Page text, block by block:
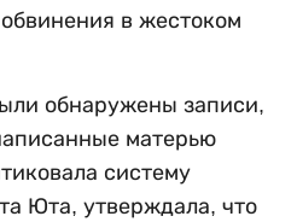
в жестоком
обнаружены записи,
матерью
систему
Юта, утверждала, что